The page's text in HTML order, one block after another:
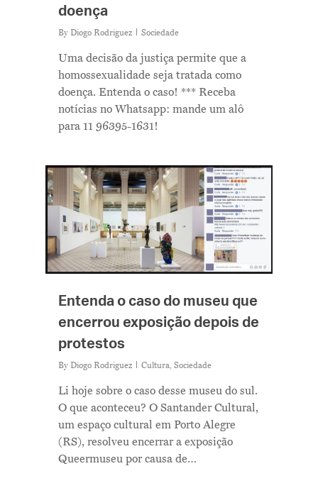
doença
By Diogo Rodriguez Sociedade
Uma decisão da justiça permite que a
homossexualidade seja tratada como
doença. Entenda o caso! *** Receba
notícias no Whatsapp: mande um alô
para 11 96395-1631!
Entenda o caso do museu que
encerrou exposição depois de
protestos
By Diogo Rodriguez Cultura,Sociedade
Li hoje sobre o caso desse museu do sul.
O que aconteceu? O Santander Cultural,
um espaço cultural em Porto Alegre
(RS), resolveu encerrar a exposição
Queermuseu por causa de…